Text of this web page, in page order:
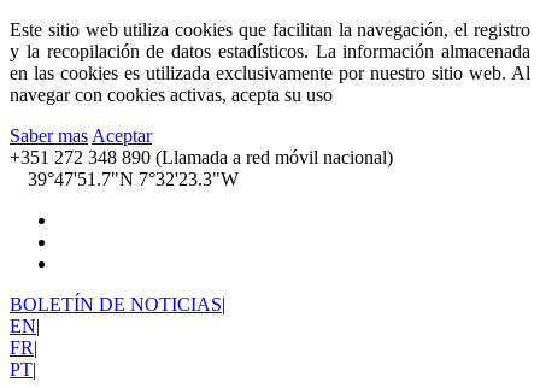
Este sitio web utiliza cookies que facilitan la navegación, el registro
y la recopilación de datos estadísticos. La información almacenada
en las cookies es utilizada exclusivamente por nuestro sitio web. Al
navegar con cookies activas, acepta su uso
Saber mas Aceptar
+351 272 348 890 (Llamada a red móvil nacional)
39°47'51.7"N 7°32'23.3"W
BOLETÍN DE NOTICIAS|
EN|
FR|
PT|